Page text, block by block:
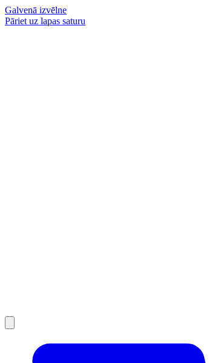
Galvenā izvēlne
Pāriet uz lapas saturu